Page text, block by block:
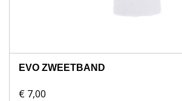
EVO ZWEETBAND
€ 7,00